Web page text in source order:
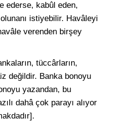
ederse, kabûl eden,
istiyebilir. Havâleyi
verenden birşey
tüccârların,
değildir. Banka bonoyu
yazandan, bu
dahâ çok parayı alıyor